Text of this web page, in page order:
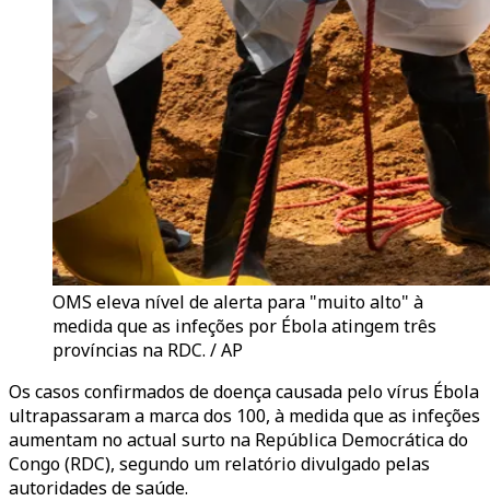
OMS eleva nível de alerta para "muito alto" à
medida que as infeções por Ébola atingem três
províncias na RDC. / AP
Os casos confirmados de doença causada pelo vírus Ébola
ultrapassaram a marca dos 100, à medida que as infeções
aumentam no actual surto na República Democrática do
Congo (RDC), segundo um relatório divulgado pelas
autoridades de saúde.